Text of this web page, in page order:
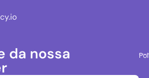
da nossa